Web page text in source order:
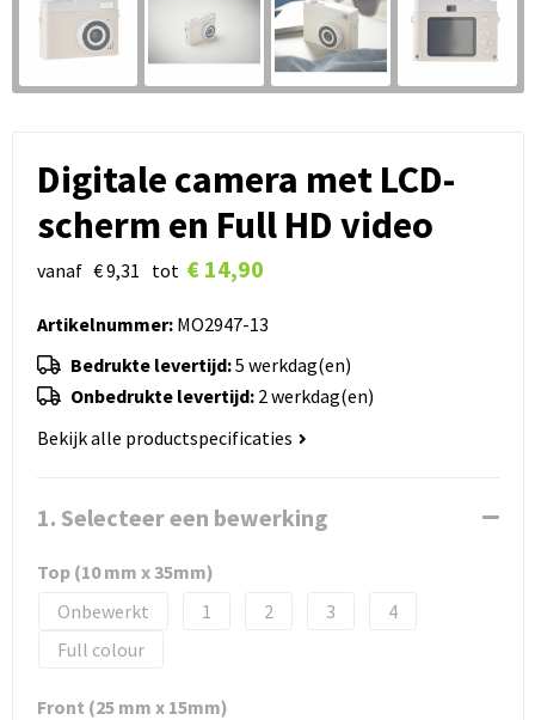
Digitale camera met LCD-
scherm en Full HD video
vanaf € 9,31 tot € 14,90
Artikelnummer:MO2947-13
Bedrukte levertijd:5 werkdag(en)
Onbedrukte levertijd: 2 werkdag(en)
Bekijk alle productspecificaties
1. Selecteer een bewerking
Top (10 mm x 35mm)
Onbewerkt
1 2 3
4
Full colour
Front (25 mm x 15mm)